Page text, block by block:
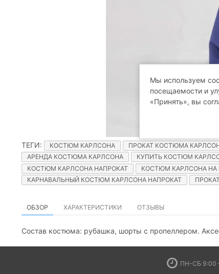
ТЕГИ: КОСТЮМ КАРЛСОНА ПРОКАТ КОСТЮМА
АРЕНДА КОСТЮМА КАРЛСОНА
КУПИТЬ КОСТЮМ
КОСТЮМ КАРЛСОНА НАПРОКАТ
КОСТЮМ КАРЛСОНА НА
КАРНАВАЛЬНЫЙ КОСТЮМ КАРЛСОНА НАПРОКАТ
ОБЗОР ХАРАКТЕРИСТИКИ ОТЗЫВЫ
Состав костюма: рубашка, шорты с пропеллером.
ПН-СБ 9:00
Мы используем
посещаемости и
«Принять», вы